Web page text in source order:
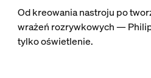
Od kreowania nastroju po
wrażeń rozrywkowych —
tylko oświetlenie.